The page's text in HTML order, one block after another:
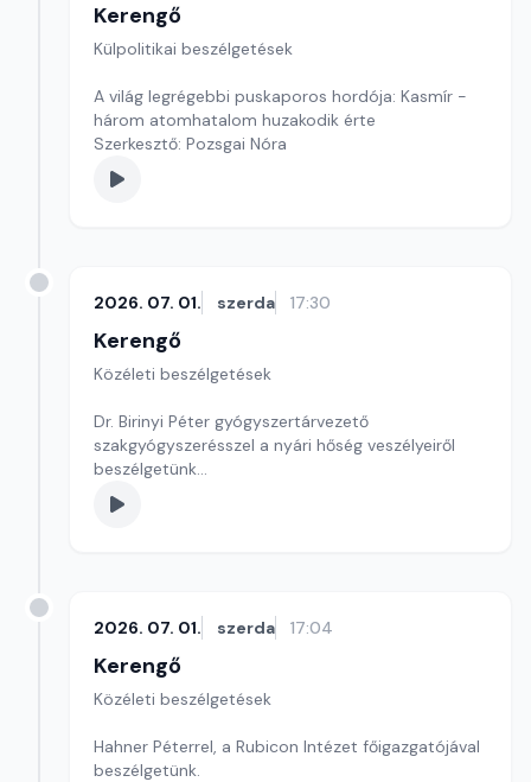
Kerengő
Külpolitikai beszélgetések
A világ legrégebbi puskaporos hordója: Kasmír -
három atomhatalom huzakodik érte
Szerkesztő: Pozsgai Nóra
2026. 07. 01. szerda 17:30
Kerengő
Közéleti beszélgetések
Dr. Birinyi Péter gyógyszertárvezető
szakgyógyszerésszel a nyári hőség veszélyeiről
beszélgetünk
Szerkesztő: Sallai Éva
2026. 07. 01. szerda 17:04
Kerengő
Közéleti beszélgetések
Hahner Péterrel, a Rubicon Intézet főigazgatójával
beszélgetünk.